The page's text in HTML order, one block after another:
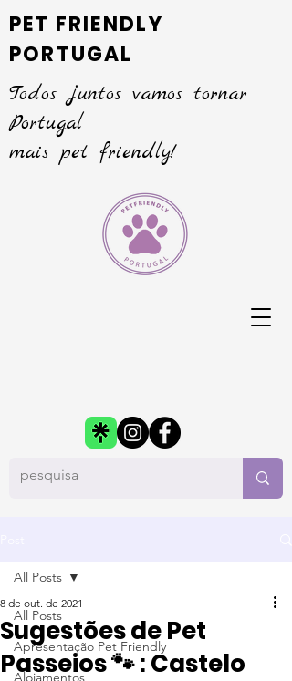
PET FRIENDLY
PORTUGAL
Todos juntos vamos tornar
Portugal
mais pet friendly!
All Posts
Apresentação Pet Friendly
Alojamentos
All Posts
Sugestões de Pet
Passeios 🐾 : Castelo
8 de out. de 2021